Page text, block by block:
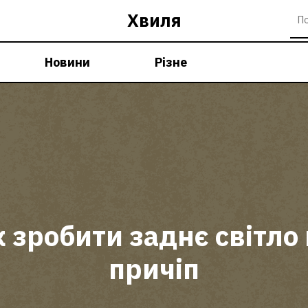
Хвиля
Новини Різне
зробити заднє світло
причіп